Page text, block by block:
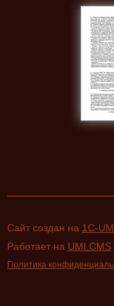
Сайт создан на 1C-
Работает на UMI.CMS
Политика